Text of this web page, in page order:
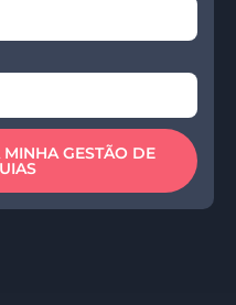
GESTÃO DE